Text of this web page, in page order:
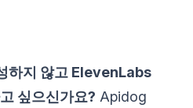
하지 않고 ElevenLabs
싶으신가요? Apidog